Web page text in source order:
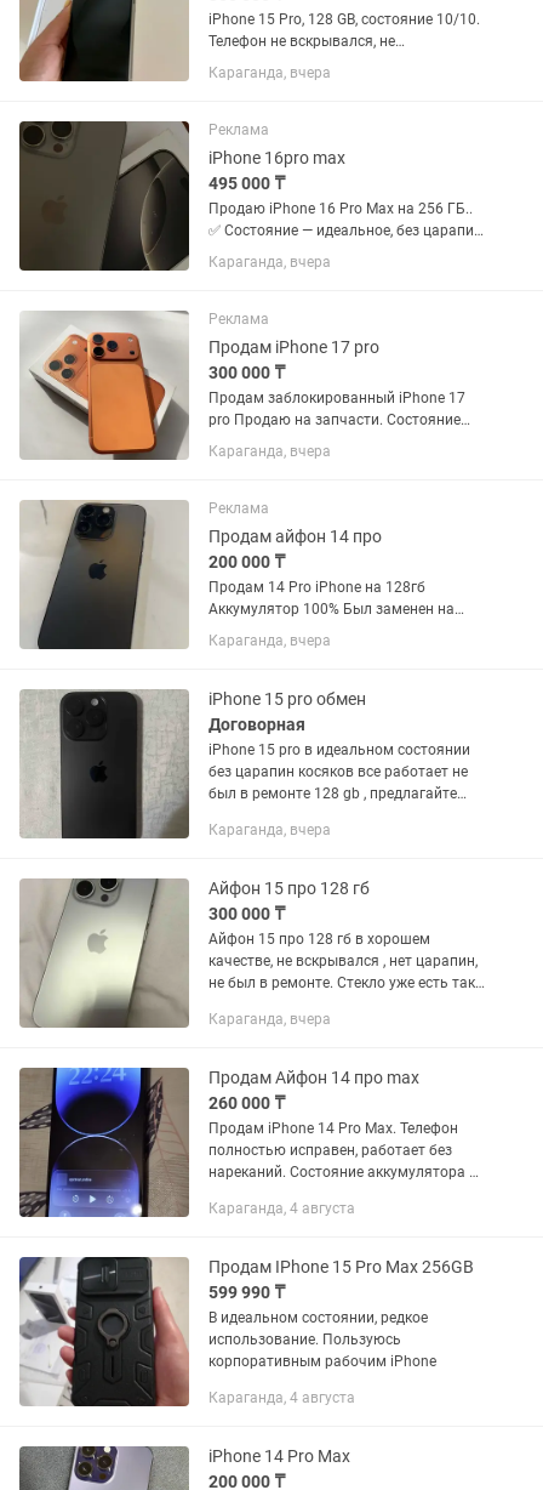
iPhone 15 Pro, 128 GB, состояние 10/10.
Телефон не вскрывался, не
ремонтировался, Face ID работает,
аккумулятор 90% В комплекте:
подарок стекло и чехол ОБМЕНА НЕТ!
Караганда, вчера
Реклама
iPhone 16pro max
495 000 ₸
Продаю iPhone 16 Pro Max на 256 ГБ..
✅ Состояние — идеальное, без царапин
и сколов ✅ Аккумулятор — 93% ✅ Всё
работает отлично ✅ Не
✅ В комплекте коробка и...
Караганда, вчера
Реклама
Продам iPhone 17 pro
300 000 ₸
Продам заблокированный iPhone 17
pro Продаю на запчасти. Состояние
11/10 Аккумулятор - 100% Активация -
февраль 2026 Память - 256 GB
Караганда, вчера
Реклама
Продам айфон 14 про
200 000 ₸
Продам 14 Pro iPhone на 128гб
Аккумулятор 100% Был заменен на
самый дорогой аккумулятор Так же
менялась камера на
чек есть Полный комплект Пишите
звоните ТОРГА...
Караганда, вчера
iPhone 15 pro обмен
Договорная
iPhone 15 pro в идеальном состоянии
без царапин косяков все работает не
был в ремонте 128 gb , предлагайте
Караганда, вчера
Айфон 15 про 128 гб
300 000 ₸
Айфон 15 про 128 гб в хорошем
качестве, не вскрывался , нет царапин,
не был в ремонте. Стекло уже есть так
можно вставить сим карту
Караганда, вчера
Продам Айфон 14 про max
260 000 ₸
Продам iPhone 14 Pro Max. Телефон
полностью исправен, работает без
нареканий. Состояние аккумулятора —
небольшая трещина, на работу
остальном...
Караганда, 4 августа
Продам IPhone 15 Pro Max 256GB
599 990 ₸
В идеальном состоянии, редкое
использование. Пользуюсь
корпоративным рабочим iPhone
Караганда, 4 августа
iPhone 14 Pro Max
200 000 ₸